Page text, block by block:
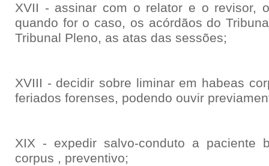
XVII - assinar com o relator e o revisor,
quando for o caso, os acórdãos do
Tribunal Pleno, as atas das sessões;
XVIII - decidir sobre liminar em habeas
feriados forenses, podendo ouvir
XIX - expedir salvo-conduto a paciente
corpus , preventivo;